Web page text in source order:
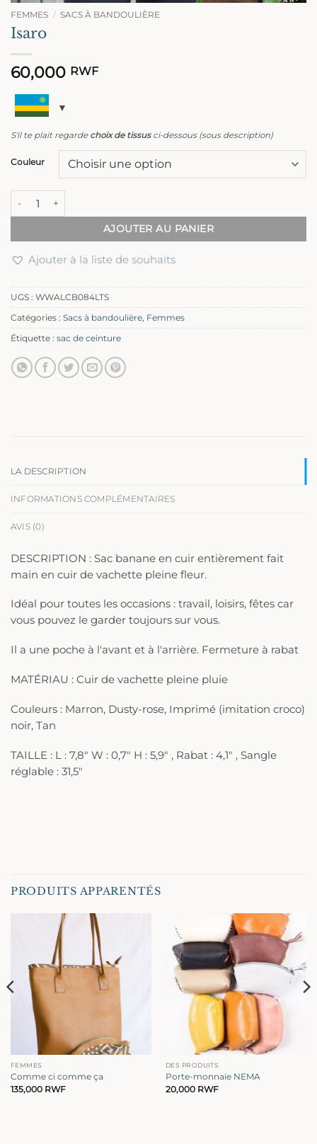
FEMMES / SACS À BANDOULIÈRE
Isaro
60,000 RWF
S'il te plait regarde choix de tissusci-dessous (sous description)
Couleur
quantité de Isaro
AJOUTER AU PANIER
Ajouter à la liste de souhaits
UGS : WWALCB084LTS
Catégories : Sacs à bandoulière, Femmes
Étiquette : sac de ceinture
LA DESCRIPTION
INFORMATIONS COMPLÉMENTAIRES
AVIS (0)
DESCRIPTION : Sac banane en cuir entièrement fait
main en cuir de vachette pleine fleur.
Idéal pour toutes les occasions : travail, loisirs, fêtes car
vous pouvez le garder toujours sur vous.
Il a une poche à l'avant et à l'arrière. Fermeture à rabat
MATÉRIAU : Cuir de vachette pleine pluie
Couleurs : Marron, Dusty-rose, Imprimé (imitation croco)
noir, Tan
TAILLE : L : 7,8" W : 0,7" H : 5,9" , Rabat : 4,1" , Sangle
réglable : 31,5"
PRODUITS APPARENTÉS
FEMMES
Comme ci comme ça
135,000 RWF
DES PRODUITS
Porte-monnaie NEMA
20,000 RWF